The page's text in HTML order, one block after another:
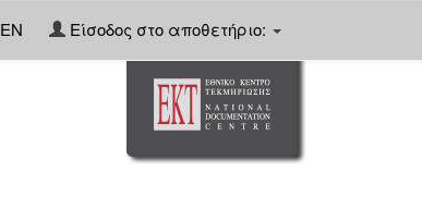
EN Είσοδος στο αποθετήριο: